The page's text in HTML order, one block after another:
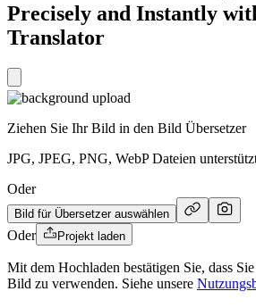
Precisely and Instantly
Translator
Ziehen Sie Ihr Bild in den Bild Übersetzer
JPG, JPEG, PNG, WebP Dateien
Oder
Bild für Übersetzer auswählen
Oder Projekt laden
Mit dem Hochladen bestätigen Sie, dass
Bild zu verwenden. Siehe unsere